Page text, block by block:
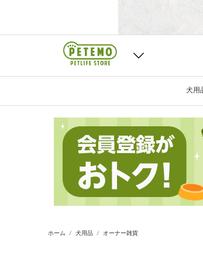
犬用
ホーム 犬用品 オーナー雑貨